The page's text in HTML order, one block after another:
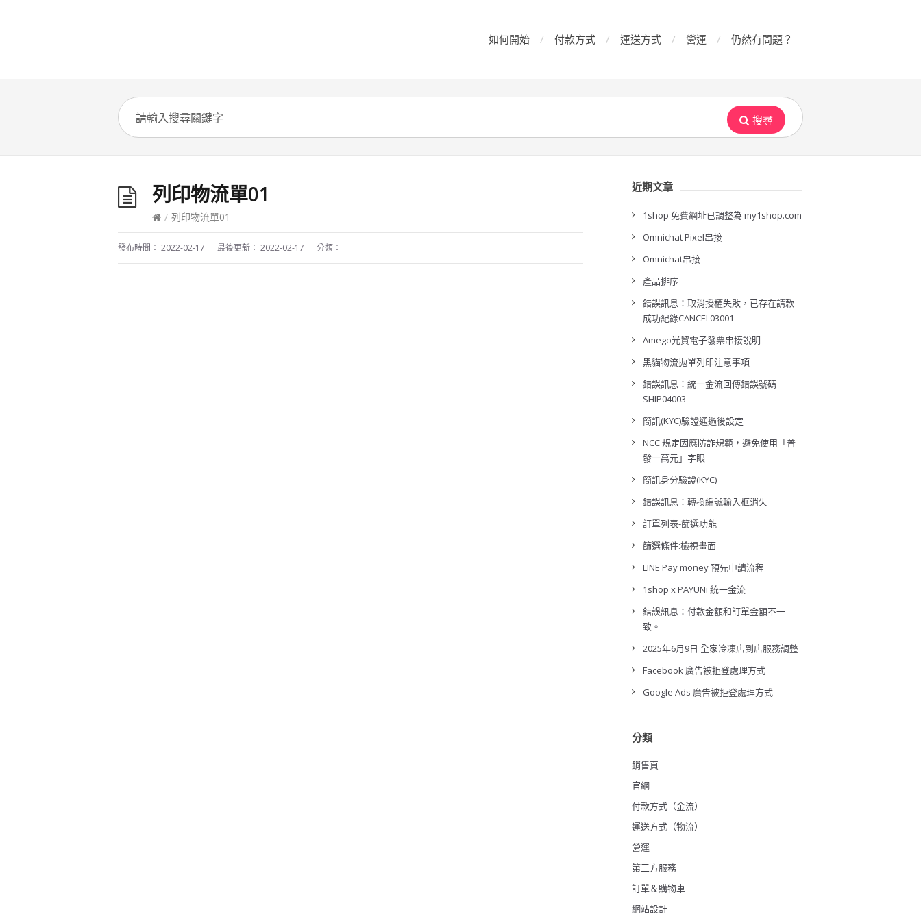
如何開始 付款方式 運送方式 營運 仍然有問題？
搜尋
列印物流單01
/ 列印物流單01
發布時間： 2022-02-17 最後更新： 2022-02-17 分類：
近期文章
1shop 免費網址已調整為 my1shop.com
Omnichat Pixel串接
Omnichat串接
產品排序
錯誤訊息：取消授權失敗，已存在請款
成功紀錄CANCEL03001
Amego光貿電子發票串接說明
黑貓物流拋單列印注意事項
錯誤訊息：統一金流回傳錯誤號碼
SHIP04003
簡訊(KYC)驗證通過後設定
NCC 規定因應防詐規範，避免使用「普
發一萬元」字眼
簡訊身分驗證(KYC)
錯誤訊息：轉換編號輸入框消失
訂單列表-篩選功能
篩選條件:檢視畫面
LINE Pay money 預先申請流程
1shop x PAYUNi 統一金流
錯誤訊息：付款金額和訂單金額不一
致。
2025年6月9日 全家冷凍店到店服務調整
Facebook 廣告被拒登處理方式
Google Ads 廣告被拒登處理方式
分類
銷售頁
官網
付款方式（金流）
運送方式（物流）
營運
第三方服務
訂單＆購物車
網站設計